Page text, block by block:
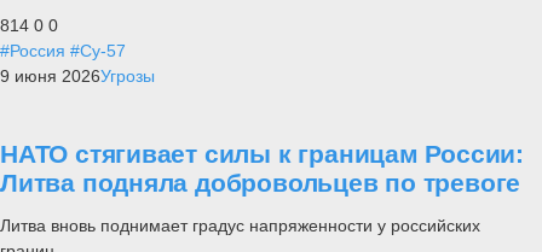
814 0 0
#Россия #Су-57
9 июня 2026Угрозы
НАТО стягивает силы к границам России:
Литва подняла добровольцев по тревоге
Литва вновь поднимает градус напряженности у российских